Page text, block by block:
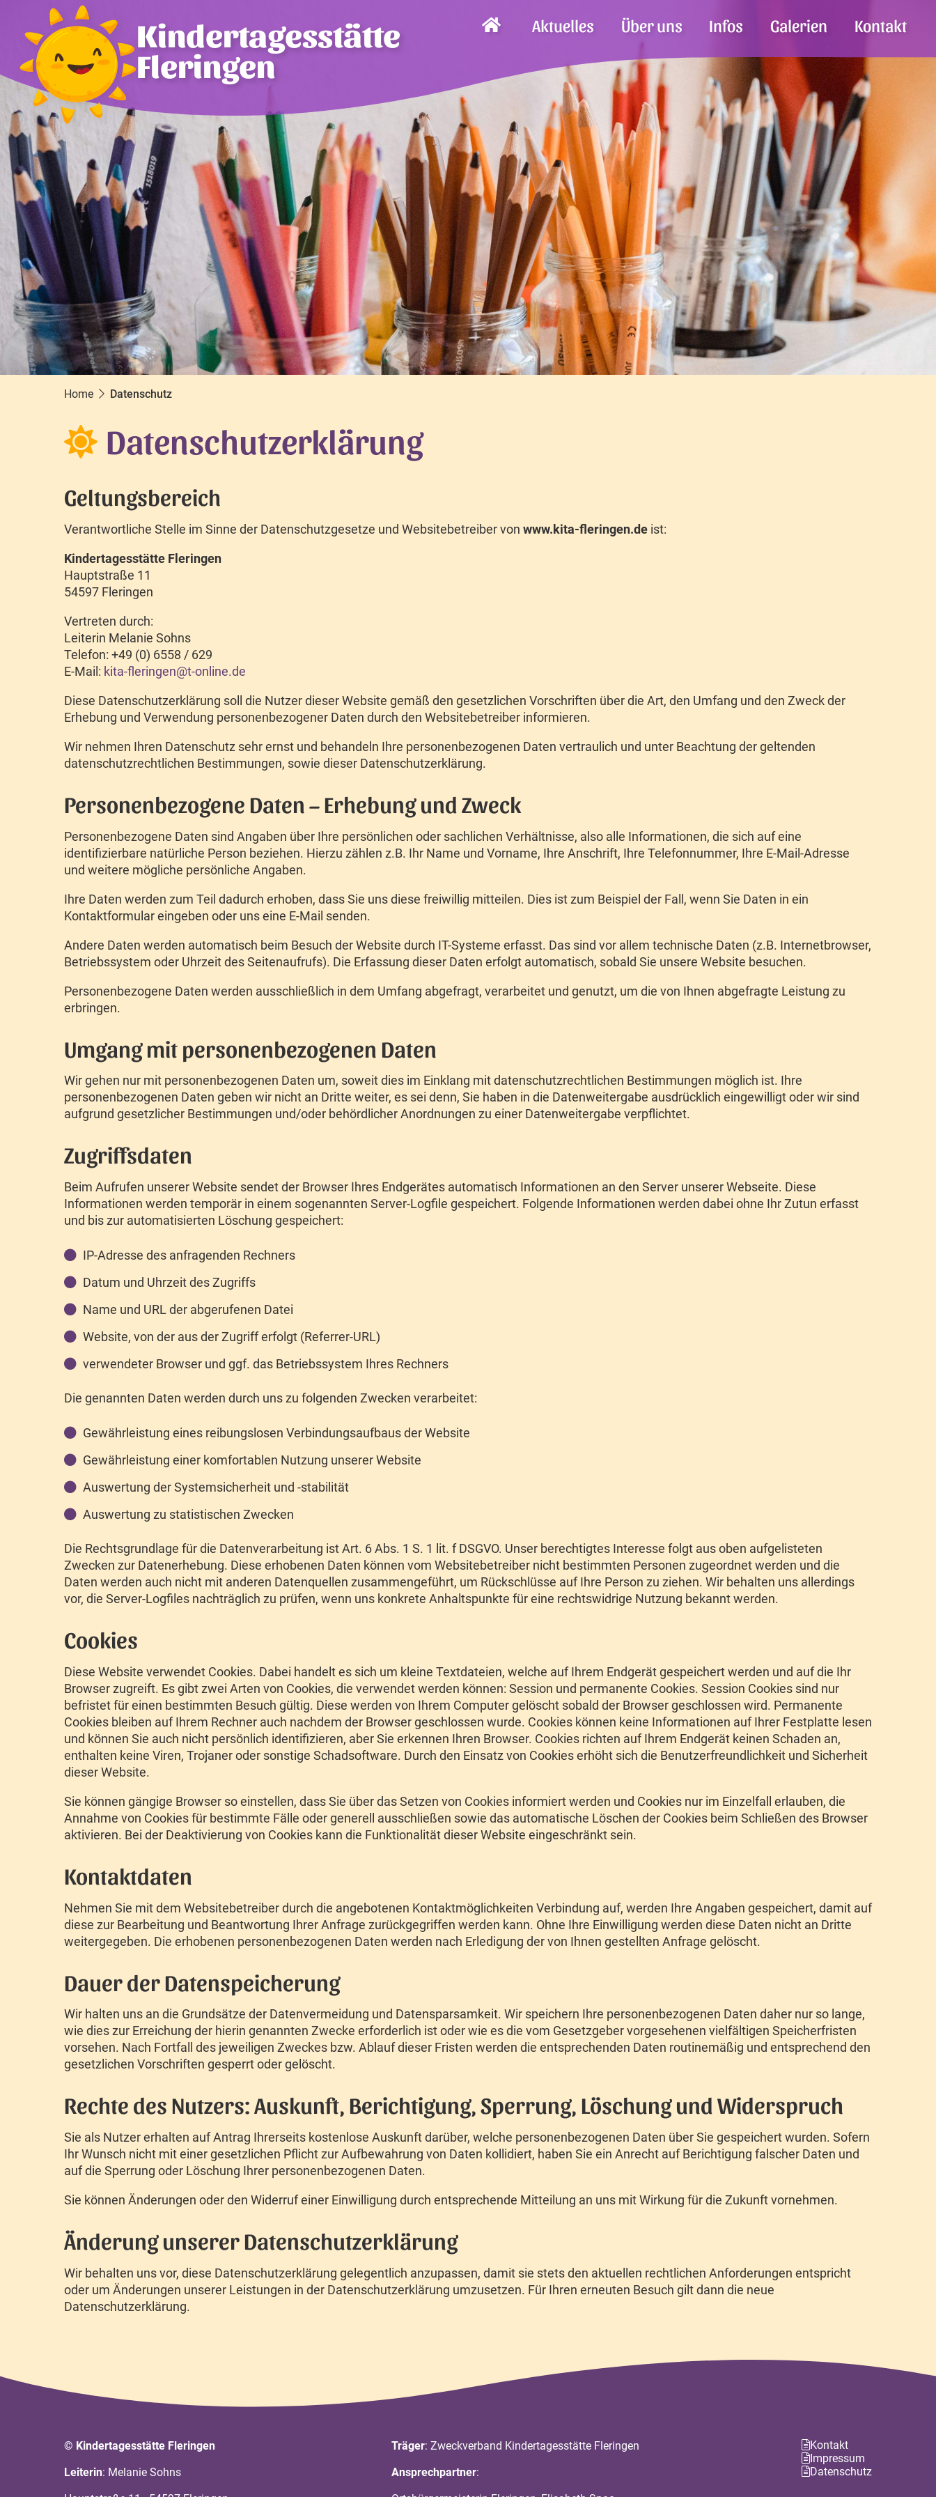
Kindertagesstätte
Fleringen
Aktuelles Über uns Infos Galerien Kontakt
Home Datenschutz
Datenschutzerklärung
Geltungsbereich
Verantwortliche Stelle im Sinne der Datenschutzgesetze und Websitebetreiber von www.kita-fleringen.de ist:
Kindertagesstätte Fleringen
Hauptstraße 11
54597 Fleringen
Vertreten durch:
Leiterin Melanie Sohns
Telefon: +49 (0) 6558 / 629
E-Mail: kita-fleringen@t-online.de
Diese Datenschutzerklärung soll die Nutzer dieser Website gemäß den gesetzlichen Vorschriften über die Art, den Umfang und den Zweck der
Erhebung und Verwendung personenbezogener Daten durch den Websitebetreiber informieren.
Wir nehmen Ihren Datenschutz sehr ernst und behandeln Ihre personenbezogenen Daten vertraulich und unter Beachtung der geltenden
datenschutzrechtlichen Bestimmungen, sowie dieser Datenschutzerklärung.
Personenbezogene Daten – Erhebung und Zweck
Personenbezogene Daten sind Angaben über Ihre persönlichen oder sachlichen Verhältnisse, also alle Informationen, die sich auf eine
identifizierbare natürliche Person beziehen. Hierzu zählen z.B. Ihr Name und Vorname, Ihre Anschrift, Ihre Telefonnummer, Ihre E-Mail-Adresse
und weitere mögliche persönliche Angaben.
Ihre Daten werden zum Teil dadurch erhoben, dass Sie uns diese freiwillig mitteilen. Dies ist zum Beispiel der Fall, wenn Sie Daten in ein
Kontaktformular eingeben oder uns eine E-Mail senden.
Andere Daten werden automatisch beim Besuch der Website durch IT-Systeme erfasst. Das sind vor allem technische Daten (z.B. Internetbrowser,
Betriebssystem oder Uhrzeit des Seitenaufrufs). Die Erfassung dieser Daten erfolgt automatisch, sobald Sie unsere Website besuchen.
Personenbezogene Daten werden ausschließlich in dem Umfang abgefragt, verarbeitet und genutzt, um die von Ihnen abgefragte Leistung zu
erbringen.
Umgang mit personenbezogenen Daten
Wir gehen nur mit personenbezogenen Daten um, soweit dies im Einklang mit datenschutzrechtlichen Bestimmungen möglich ist. Ihre
personenbezogenen Daten geben wir nicht an Dritte weiter, es sei denn, Sie haben in die Datenweitergabe ausdrücklich eingewilligt oder wir sind
aufgrund gesetzlicher Bestimmungen und/oder behördlicher Anordnungen zu einer Datenweitergabe verpflichtet.
Zugriffsdaten
Beim Aufrufen unserer Website sendet der Browser Ihres Endgerätes automatisch Informationen an den Server unserer Webseite. Diese
Informationen werden temporär in einem sogenannten Server-Logfile gespeichert. Folgende Informationen werden dabei ohne Ihr Zutun erfasst
und bis zur automatisierten Löschung gespeichert:
IP-Adresse des anfragenden Rechners
Datum und Uhrzeit des Zugriffs
Name und URL der abgerufenen Datei
Website, von der aus der Zugriff erfolgt (Referrer-URL)
verwendeter Browser und ggf. das Betriebssystem Ihres Rechners
Die genannten Daten werden durch uns zu folgenden Zwecken verarbeitet:
Gewährleistung eines reibungslosen Verbindungsaufbaus der Website
Gewährleistung einer komfortablen Nutzung unserer Website
Auswertung der Systemsicherheit und -stabilität
Auswertung zu statistischen Zwecken
Die Rechtsgrundlage für die Datenverarbeitung ist Art. 6 Abs. 1 S. 1 lit. f DSGVO. Unser berechtigtes Interesse folgt aus oben aufgelisteten
Zwecken zur Datenerhebung. Diese erhobenen Daten können vom Websitebetreiber nicht bestimmten Personen zugeordnet werden und die
Daten werden auch nicht mit anderen Datenquellen zusammengeführt, um Rückschlüsse auf Ihre Person zu ziehen. Wir behalten uns allerdings
vor, die Server-Logfiles nachträglich zu prüfen, wenn uns konkrete Anhaltspunkte für eine rechtswidrige Nutzung bekannt werden.
Cookies
Diese Website verwendet Cookies. Dabei handelt es sich um kleine Textdateien, welche auf Ihrem Endgerät gespeichert werden und auf die Ihr
Browser zugreift. Es gibt zwei Arten von Cookies, die verwendet werden können: Session und permanente Cookies. Session Cookies sind nur
befristet für einen bestimmten Besuch gültig. Diese werden von Ihrem Computer gelöscht sobald der Browser geschlossen wird. Permanente
Cookies bleiben auf Ihrem Rechner auch nachdem der Browser geschlossen wurde. Cookies können keine Informationen auf Ihrer Festplatte lesen
und können Sie auch nicht persönlich identifizieren, aber Sie erkennen Ihren Browser. Cookies richten auf Ihrem Endgerät keinen Schaden an,
enthalten keine Viren, Trojaner oder sonstige Schadsoftware. Durch den Einsatz von Cookies erhöht sich die Benutzerfreundlichkeit und Sicherheit
dieser Website.
Sie können gängige Browser so einstellen, dass Sie über das Setzen von Cookies informiert werden und Cookies nur im Einzelfall erlauben, die
Annahme von Cookies für bestimmte Fälle oder generell ausschließen sowie das automatische Löschen der Cookies beim Schließen des Browser
aktivieren. Bei der Deaktivierung von Cookies kann die Funktionalität dieser Website eingeschränkt sein.
Kontaktdaten
Nehmen Sie mit dem Websitebetreiber durch die angebotenen Kontaktmöglichkeiten Verbindung auf, werden Ihre Angaben gespeichert, damit auf
diese zur Bearbeitung und Beantwortung Ihrer Anfrage zurückgegriffen werden kann. Ohne Ihre Einwilligung werden diese Daten nicht an Dritte
weitergegeben. Die erhobenen personenbezogenen Daten werden nach Erledigung der von Ihnen gestellten Anfrage gelöscht.
Dauer der Datenspeicherung
Wir halten uns an die Grundsätze der Datenvermeidung und Datensparsamkeit. Wir speichern Ihre personenbezogenen Daten daher nur so lange,
wie dies zur Erreichung der hierin genannten Zwecke erforderlich ist oder wie es die vom Gesetzgeber vorgesehenen vielfältigen Speicherfristen
vorsehen. Nach Fortfall des jeweiligen Zweckes bzw. Ablauf dieser Fristen werden die entsprechenden Daten routinemäßig und entsprechend den
gesetzlichen Vorschriften gesperrt oder gelöscht.
Rechte des Nutzers: Auskunft, Berichtigung, Sperrung, Löschung und Widerspruch
Sie als Nutzer erhalten auf Antrag Ihrerseits kostenlose Auskunft darüber, welche personenbezogenen Daten über Sie gespeichert wurden. Sofern
Ihr Wunsch nicht mit einer gesetzlichen Pflicht zur Aufbewahrung von Daten kollidiert, haben Sie ein Anrecht auf Berichtigung falscher Daten und
auf die Sperrung oder Löschung Ihrer personenbezogenen Daten.
Sie können Änderungen oder den Widerruf einer Einwilligung durch entsprechende Mitteilung an uns mit Wirkung für die Zukunft vornehmen.
Änderung unserer Datenschutzerklärung
Wir behalten uns vor, diese Datenschutzerklärung gelegentlich anzupassen, damit sie stets den aktuellen rechtlichen Anforderungen entspricht
oder um Änderungen unserer Leistungen in der Datenschutzerklärung umzusetzen. Für Ihren erneuten Besuch gilt dann die neue
Datenschutzerklärung.
© Kindertagesstätte Fleringen
Leiterin: Melanie Sohns
Träger: Zweckverband Kindertagesstätte Fleringen
Ansprechpartner:
Kontakt
Impressum
Datenschutz